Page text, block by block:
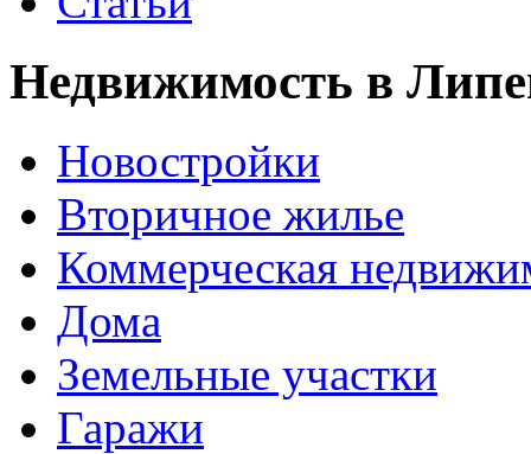
Недвижимость в
Новостройки
Вторичное жилье
Коммерческая
Дома
Земельные участки
Гаражи